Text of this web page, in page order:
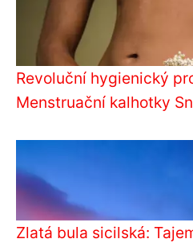
Revoluční hygienický
Menstruační kalhotky
Zlatá bula sicilská: